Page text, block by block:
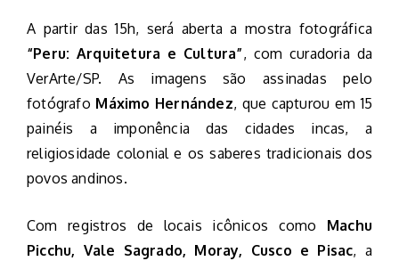
A partir das 15h, será aberta a mostra fotográfica
“Peru: Arquitetura e Cultura”, com curadoria da
VerArte/SP. As imagens são assinadas pelo
fotógrafo Máximo Hernández, que capturou em 15
painéis a imponência das cidades incas, a
religiosidade colonial e os saberes tradicionais dos
povos andinos.
Com registros de locais icônicos como Machu
Picchu, Vale Sagrado, Moray, Cusco e Pisac, a